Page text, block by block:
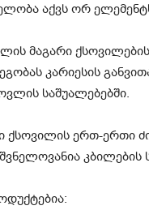
აქვს ორ
მაგარი
კარიესის
საშუალებებში.
ქსოვილის ერთ-ერთი
კბილების